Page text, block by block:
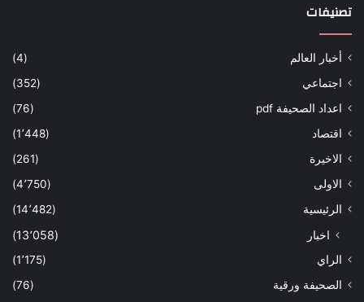
تصنيفات
أخبار العالم
(4)
اجتماعي
(352)
اعداد الصحيفة pdf
(76)
اقتصاد
(1٬448)
الاخيرة
(261)
الاولى
(4٬750)
الرئيسية
(14٬482)
اخبار (13٬058)
الراي
(1٬175)
الصحيفة ورقية
(76)